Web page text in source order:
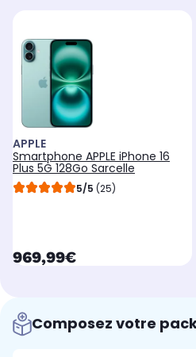
APPLE
Smartphone APPLE iPhone 16
Plus 5G 128Go Sarcelle
5/5 (25)
currentPrice
969,99€
Composez votre